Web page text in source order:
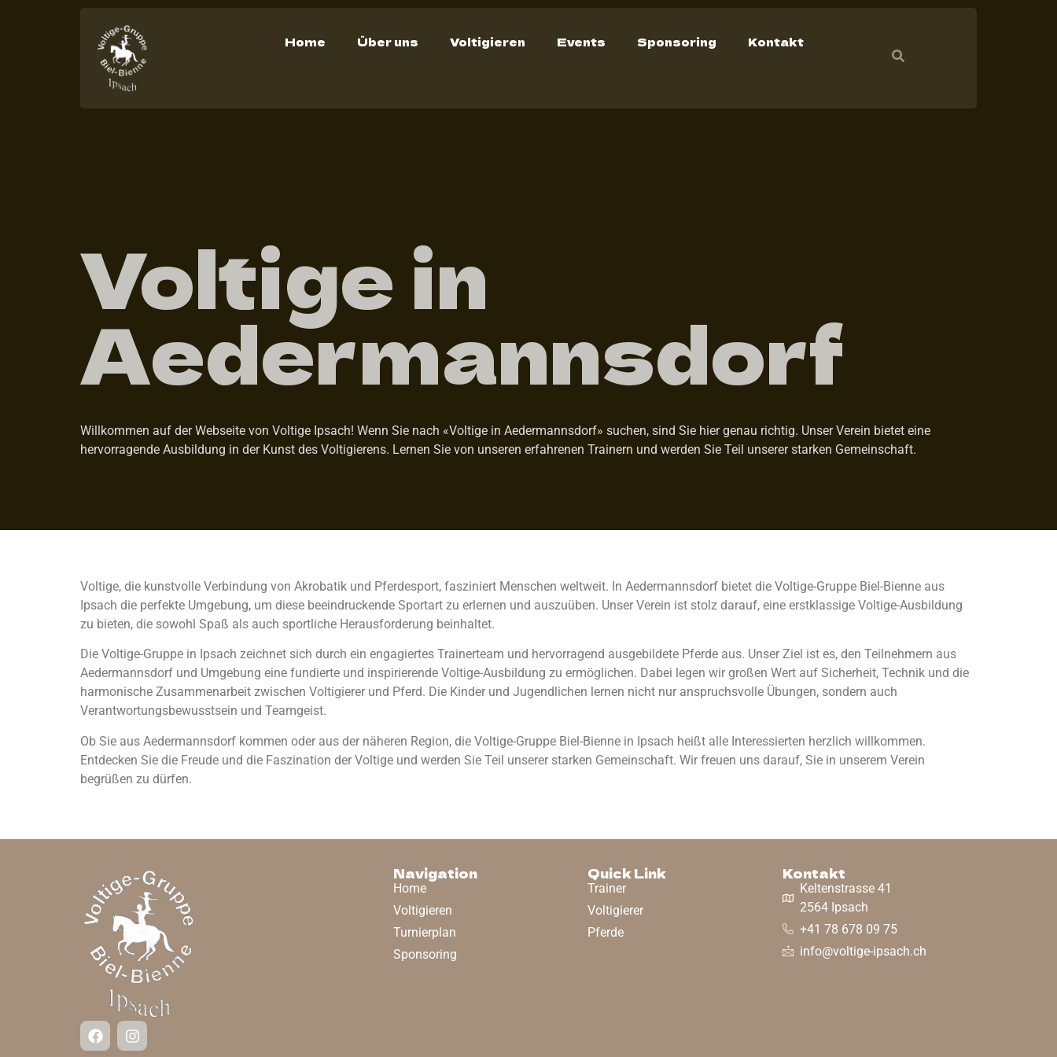
Home Über uns Voltigieren Events Sponsoring Kontakt
Voltige in
Aedermannsdorf
Willkommen auf der Webseite von Voltige Ipsach! Wenn Sie nach «Voltige in Aedermannsdorf» suchen, sind Sie hier genau richtig. Unser Verein bietet eine
hervorragende Ausbildung in der Kunst des Voltigierens. Lernen Sie von unseren erfahrenen Trainern und werden Sie Teil unserer starken Gemeinschaft.
Voltige, die kunstvolle Verbindung von Akrobatik und Pferdesport, fasziniert Menschen weltweit. In Aedermannsdorf bietet die Voltige-Gruppe Biel-Bienne aus
Ipsach die perfekte Umgebung, um diese beeindruckende Sportart zu erlernen und auszuüben. Unser Verein ist stolz darauf, eine erstklassige Voltige-Ausbildung
zu bieten, die sowohl Spaß als auch sportliche Herausforderung beinhaltet.
Die Voltige-Gruppe in Ipsach zeichnet sich durch ein engagiertes Trainerteam und hervorragend ausgebildete Pferde aus. Unser Ziel ist es, den Teilnehmern aus
Aedermannsdorf und Umgebung eine fundierte und inspirierende Voltige-Ausbildung zu ermöglichen. Dabei legen wir großen Wert auf Sicherheit, Technik und die
harmonische Zusammenarbeit zwischen Voltigierer und Pferd. Die Kinder und Jugendlichen lernen nicht nur anspruchsvolle Übungen, sondern auch
Verantwortungsbewusstsein und Teamgeist.
Ob Sie aus Aedermannsdorf kommen oder aus der näheren Region, die Voltige-Gruppe Biel-Bienne in Ipsach heißt alle Interessierten herzlich willkommen.
Entdecken Sie die Freude und die Faszination der Voltige und werden Sie Teil unserer starken Gemeinschaft. Wir freuen uns darauf, Sie in unserem Verein
begrüßen zu dürfen.
Navigation
Home
Voltigieren
Turnierplan
Sponsoring
Quick Link
Trainer
Voltigierer
Pferde
Kontakt
Keltenstrasse 41
2564 Ipsach
+41 78 678 09 75
info@voltige-ipsach.ch